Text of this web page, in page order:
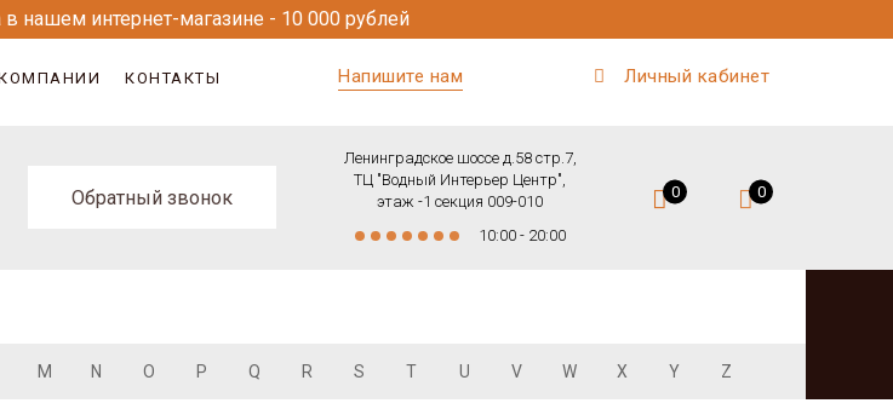
нашем интернет-магазине - 10 000 рублей
КОНТАКТЫ Напишите нам Личный кабинет
Обратный звонок
Ленинградское шоссе д.58 стр.7,
ТЦ "Водный Интерьер Центр",
этаж -1 секция 009-010
10:00 - 20:00
0 0
M N O P Q R S T U V W X Y Z